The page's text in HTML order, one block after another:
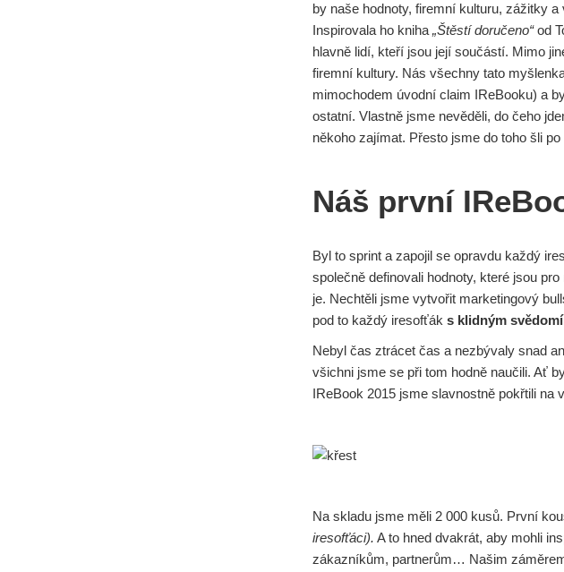
by naše hodnoty, firemní kulturu, zážitky
Inspirovala ho kniha„Štěstí doručeno“od
hlavně lidí, kteří jsou její součástí. Mimo
firemní kultury. Nás všechny tato
mimochodem úvodní claim IReBooku) a
ostatní. Vlastně jsme nevěděli, do čeho
někoho zajímat. Přesto jsme do toho šli
Náš první
Byl to sprint a zapojil se opravdu každý
společně definovali hodnoty, které jsou
je. Nechtěli jsme vytvořit marketingový
pod to každý iresofťák s klidným
Nebyl čas ztrácet čas a nezbývaly snad
všichni jsme se při tom hodně naučili. Ať
IReBook 2015 jsme slavnostně pokřtili na
Na skladu jsme měli 2 000 kusů. První
iresofťáci). A to hned dvakrát, aby mohli
zákazníkům, partnerům… Našim